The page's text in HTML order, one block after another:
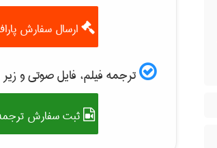
ارسال سفارش
ترجمه فیلم، فایل صوتی و
ثبت سفارش